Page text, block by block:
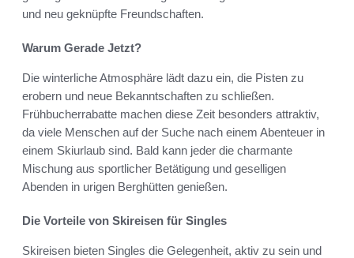
und neu geknüpfte Freundschaften.
Warum Gerade Jetzt?
Die winterliche Atmosphäre lädt dazu ein, die Pisten zu
erobern und neue Bekanntschaften zu schließen.
Frühbucherrabatte machen diese Zeit besonders attraktiv,
da viele Menschen auf der Suche nach einem Abenteuer in
einem Skiurlaub sind. Bald kann jeder die charmante
Mischung aus sportlicher Betätigung und geselligen
Abenden in urigen Berghütten genießen.
Die Vorteile von Skireisen für Singles
Skireisen bieten Singles die Gelegenheit, aktiv zu sein und